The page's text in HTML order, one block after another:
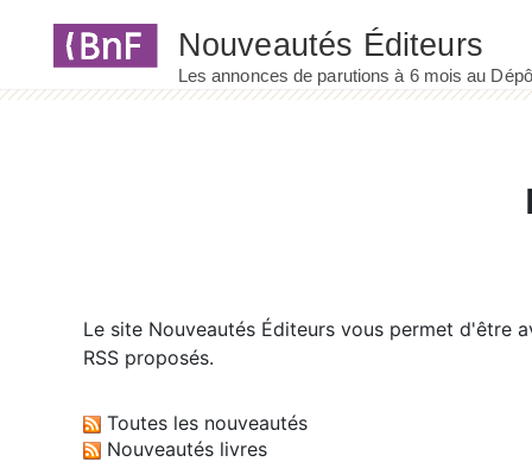
Le site Nouveautés Éditeurs vous permet d'être
RSS proposés.
Toutes les nouveautés
Nouveautés livres